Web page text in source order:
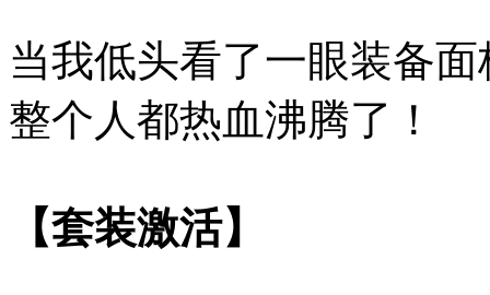
当我低头看了一眼装备
整个人都热血沸腾了！
【套装激活】